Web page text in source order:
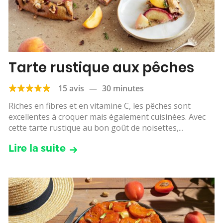
Tarte rustique aux pêches
15 avis — 30 minutes
Riches en fibres et en vitamine C, les pêches sont
excellentes à croquer mais également cuisinées. Avec
cette tarte rustique au bon goût de noisettes,...
Lire la suite